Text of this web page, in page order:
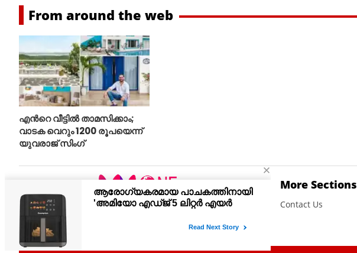
From around the web
എന്‍റെ വീട്ടില്‍ താമസിക്കാം;
വാടക വെറും 1200 രൂപയെന്ന്
യുവരാജ് സിംഗ്
More Sections
Contact Us